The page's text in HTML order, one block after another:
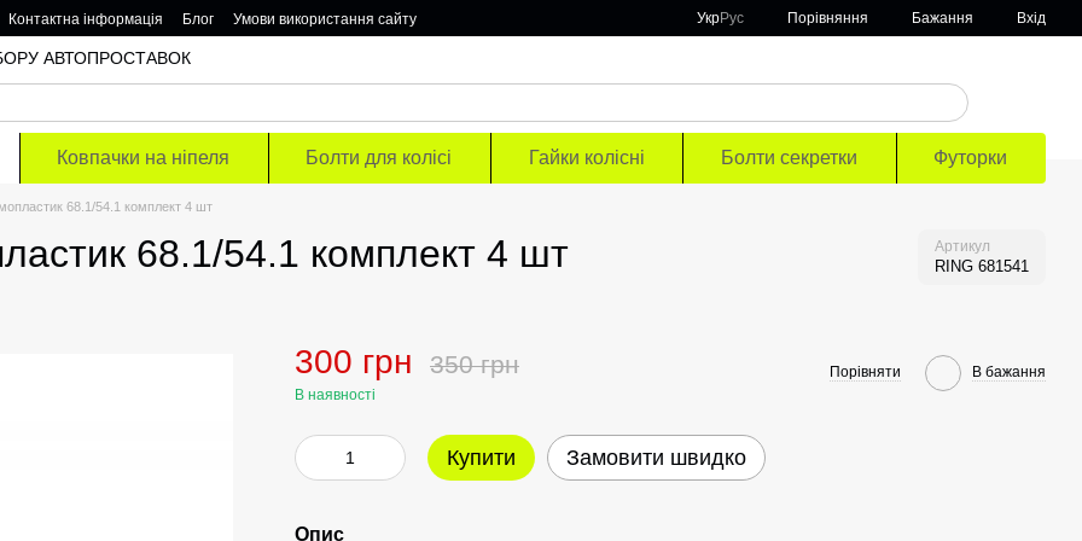
Контактна інформація Блог
Умови використання сайту
УкрРус Порівняння Бажання Вхід
АВТОПРОСТАВОК
Ковпачки на ніпеля Болти для колісі Гайки колісні Болти секретки Футорки
68.1/54.1 комплект 4 шт
68.1/54.1 комплект 4 шт Артикул
RING 681541
300 грн 350 грн
В наявності
Порівняти В бажання
Купити Замовити швидко
Опис